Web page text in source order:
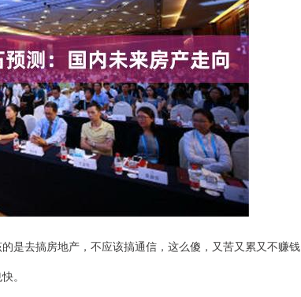
是去搞房地产，不应该搞通信，这么傻，又苦又累又不赚钱
。